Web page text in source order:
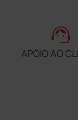
support_agent
APOIO AO